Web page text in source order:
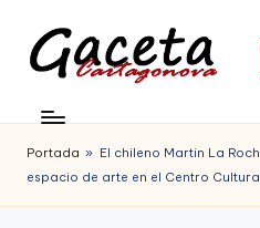
Saltar
contenido
c
e
Gaceta
Cartagonova,
La
Portada » El chileno Martin La
espacio de arte en el Centro